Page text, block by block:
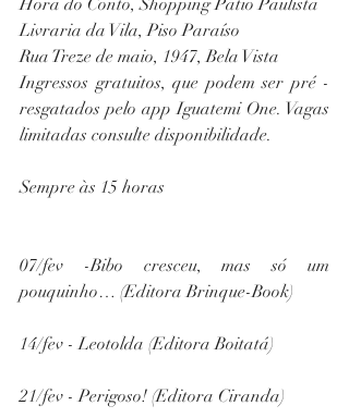
Livraria da Vila, Piso Paraíso
Rua Treze de maio, 1947, Bela Vista
Ingressos gratuitos, que podem ser pré -
resgatados pelo app Iguatemi One. Vagas
limitadas consulte disponibilidade.
Sempre às 15 horas
07/fev -Bibo cresceu, mas só um
pouquinho… (Editora Brinque-Book)
14/fev - Leotolda (Editora Boitatá)
21/fev - Perigoso! (Editora Ciranda)